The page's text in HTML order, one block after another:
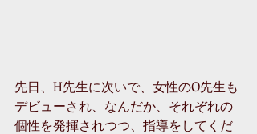
先日、H先生に次いで、女性のO先生も
デビューされ、なんだか、それぞれの
個性を発揮されつつ、指導をしてくだ